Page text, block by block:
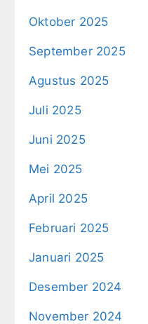
Oktober 2025
September 2025
Agustus 2025
Juli 2025
Juni 2025
Mei 2025
April 2025
Februari 2025
Januari 2025
Desember 2024
November 2024